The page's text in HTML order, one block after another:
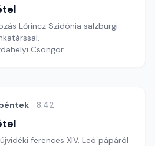
Lőrincz Szidónia salzburgi
Csongor
8:42
ferences XIV. Leó pápáról